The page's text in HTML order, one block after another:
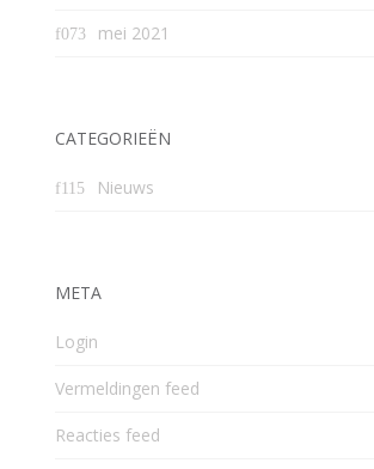
mei 2021
CATEGORIEËN
Nieuws
META
Login
Vermeldingen feed
Reacties feed